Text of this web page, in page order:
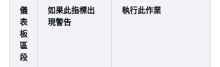
儀
表
板
區
段
如果此指標出
現警告
執行此作業